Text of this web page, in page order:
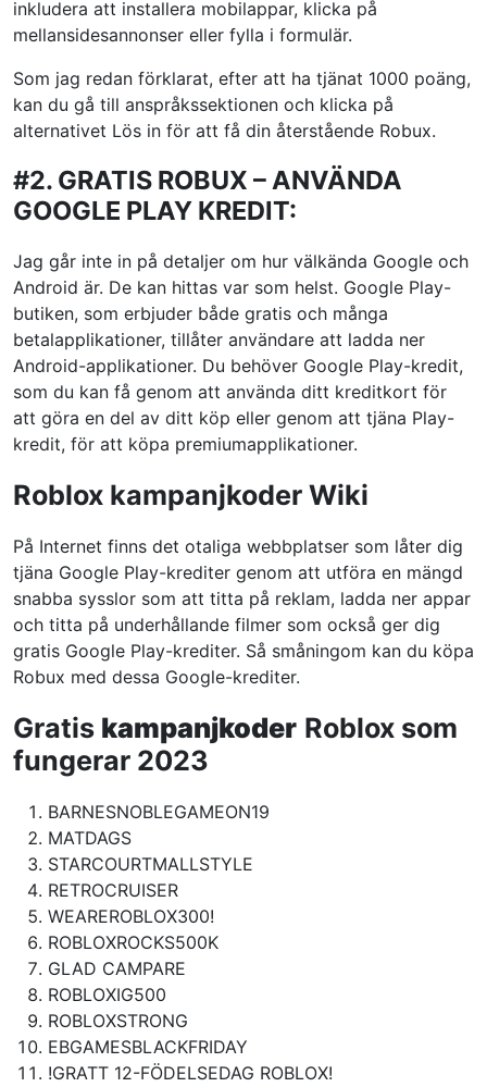
inkludera att installera mobilappar, klicka på
mellansidesannonser eller fylla i formulär.
Som jag redan förklarat, efter att ha tjänat 1000 poäng,
kan du gå till anspråkssektionen och klicka på
alternativet Lös in för att få din återstående Robux.
#2. GRATIS ROBUX – ANVÄNDA
GOOGLE PLAY KREDIT:
Jag går inte in på detaljer om hur välkända Google och
Android är. De kan hittas var som helst. Google Play-
butiken, som erbjuder både gratis och många
betalapplikationer, tillåter användare att ladda ner
Android-applikationer. Du behöver Google Play-kredit,
som du kan få genom att använda ditt kreditkort för
att göra en del av ditt köp eller genom att tjäna Play-
kredit, för att köpa premiumapplikationer.
Roblox kampanjkoder Wiki
På Internet finns det otaliga webbplatser som låter dig
tjäna Google Play-krediter genom att utföra en mängd
snabba sysslor som att titta på reklam, ladda ner appar
och titta på underhållande filmer som också ger dig
gratis Google Play-krediter. Så småningom kan du köpa
Robux med dessa Google-krediter.
Gratis kampanjkoder Roblox som
fungerar 2023
BARNESNOBLEGAMEON19
MATDAGS
STARCOURTMALLSTYLE
RETROCRUISER
WEAREROBLOX300!
ROBLOXROCKS500K
GLAD CAMPARE
ROBLOXIG500
ROBLOXSTRONG
EBGAMESBLACKFRIDAY
!GRATT 12-FÖDELSEDAG ROBLOX!